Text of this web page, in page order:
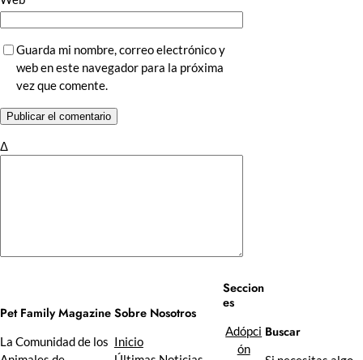
Guarda mi nombre, correo electrónico y
web en este navegador para la próxima
vez que comente.
Δ
Pet Family Magazine
La Comunidad de los
Sobre Nosotros
Inicio
Seccion
es
Adópci
ón
Buscar